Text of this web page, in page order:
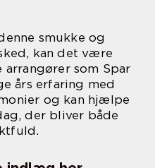
smukke og
kan det være
som Spar
års erfaring med
og kan hjælpe
der bliver både